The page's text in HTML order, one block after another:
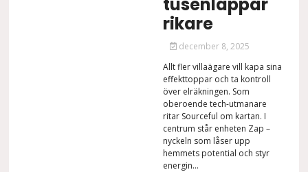
rikare
december 8, 2025
Allt fler villaägare vill kapa sina
effekttoppar och ta kontroll
över elräkningen. Som
oberoende tech-utmanare
ritar Sourceful om kartan. I
centrum står enheten Zap –
nyckeln som låser upp
hemmets potential och styr
energin...